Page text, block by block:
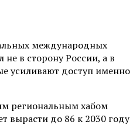
международных
в сторону России, а в
усиливают доступ именно
региональным хабом
вырасти до 86 к 2030 году